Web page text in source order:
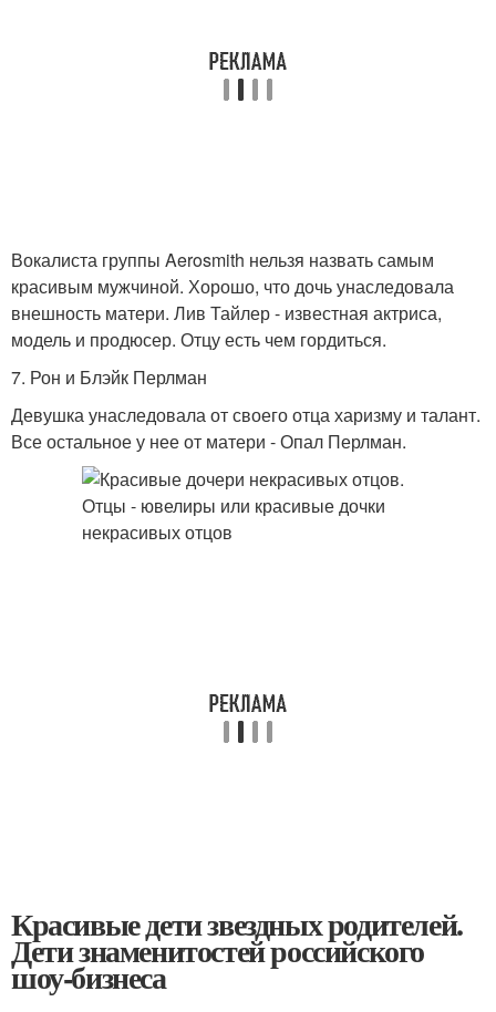
Вокалиста группы Aerosmith нельзя назвать самым
красивым мужчиной. Хорошо, что дочь унаследовала
внешность матери. Лив Тайлер - известная актриса,
модель и продюсер. Отцу есть чем гордиться.
7. Рон и Блэйк Перлман
Девушка унаследовала от своего отца харизму и талант.
Все остальное у нее от матери - Опал Перлман.
Красивые дети звездных родителей.
Дети знаменитостей российского
шоу-бизнеса